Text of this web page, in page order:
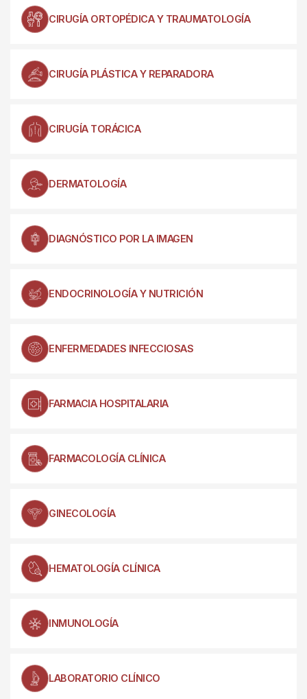
CIRUGÍA ORTOPÉDICA Y TRAUMATOLOGÍA
CIRUGÍA PLÁSTICA Y REPARADORA
CIRUGÍA TORÁCICA
DERMATOLOGÍA
DIAGNÓSTICO POR LA IMAGEN
ENDOCRINOLOGÍA Y NUTRICIÓN
ENFERMEDADES INFECCIOSAS
FARMACIA HOSPITALARIA
FARMACOLOGÍA CLÍNICA
GINECOLOGÍA
HEMATOLOGÍA CLÍNICA
INMUNOLOGÍA
LABORATORIO CLÍNICO